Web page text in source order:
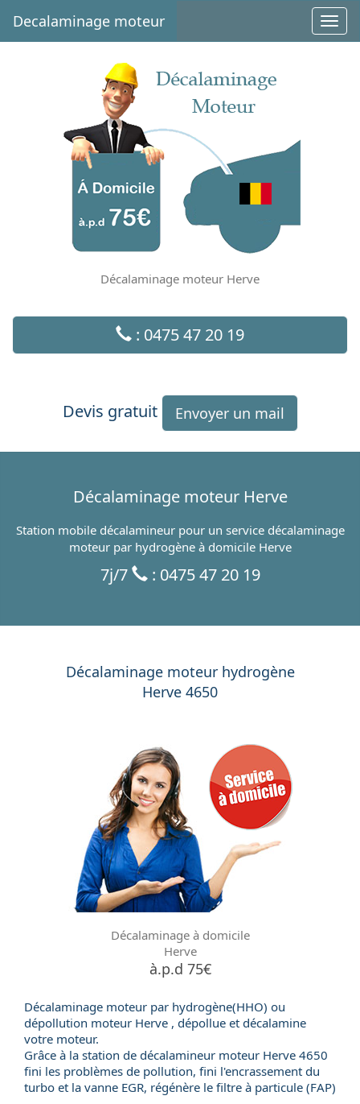
Decalaminage moteur
Décalaminage moteur Herve
: 0475 47 20 19
Devis gratuit Envoyer un mail
Décalaminage moteur Herve
Station mobile décalamineur pour un service décalaminage
moteur par hydrogène à domicile Herve
7j/7 : 0475 47 20 19
Décalaminage moteur hydrogène
Herve 4650
Décalaminage à domicile
Herve
à.p.d 75€
Décalaminage moteur par hydrogène(HHO) ou
dépollution moteur Herve , dépollue et décalamine
votre moteur.
Grâce à la station de décalamineur moteur Herve 4650
fini les problèmes de pollution, fini l'encrassement du
turbo et la vanne EGR, régénère le filtre à particule (FAP)